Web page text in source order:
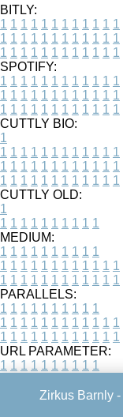
BITLY:
1 1 1 1 1 1 1 1 1 1 1 1
1 1 1 1 1 1 1 1 1 1 1 1
1 1 1 1 1 1 1 1 1 1 1 1
SPOTIFY:
1 1 1 1 1 1 1 1 1 1 1 1
1 1 1 1 1 1 1 1 1 1 1 1
1 1 1 1 1 1 1 1 1 1 1 1
CUTTLY BIO:
1
1 1 1 1 1 1 1 1 1 1 1 1
1 1 1 1 1 1 1 1 1 1 1 1
1 1 1 1 1 1 1 1 1 1 1 1
CUTTLY OLD:
1
1 1 1 1 1 1 1 1 1 1
MEDIUM:
1 1 1 1 1 1 1 1 1 1
1 1 1 1 1 1 1 1 1 1 1 1
1 1 1 1 1 1 1 1 1 1 1 1
PARALLELS:
1 1 1 1 1 1 1 1 1 1
1 1 1 1 1 1 1 1 1 1 1 1
1 1 1 1 1 1 1 1 1 1 1 1
URL PARAMETER:
1 1 1 1 1 1 1 1 1 1
Zirkus Barnly -